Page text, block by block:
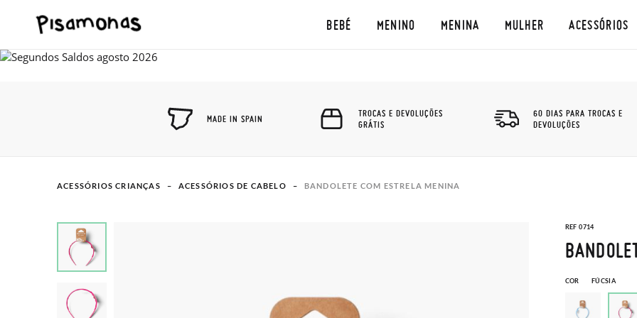
BEBÉ MENINO MENINA MULHER ACESSÓRIOS
MADE IN SPAIN
TROCAS E DEVOLUÇÕES
GRÁTIS
60 DIAS PARA TROCAS E
DEVOLUÇÕES
ACESSÓRIOS CRIANÇAS ACESSÓRIOS DE CABELO BANDOLETE COM ESTRELA MENINA
REF 0714
COR FÚCSIA